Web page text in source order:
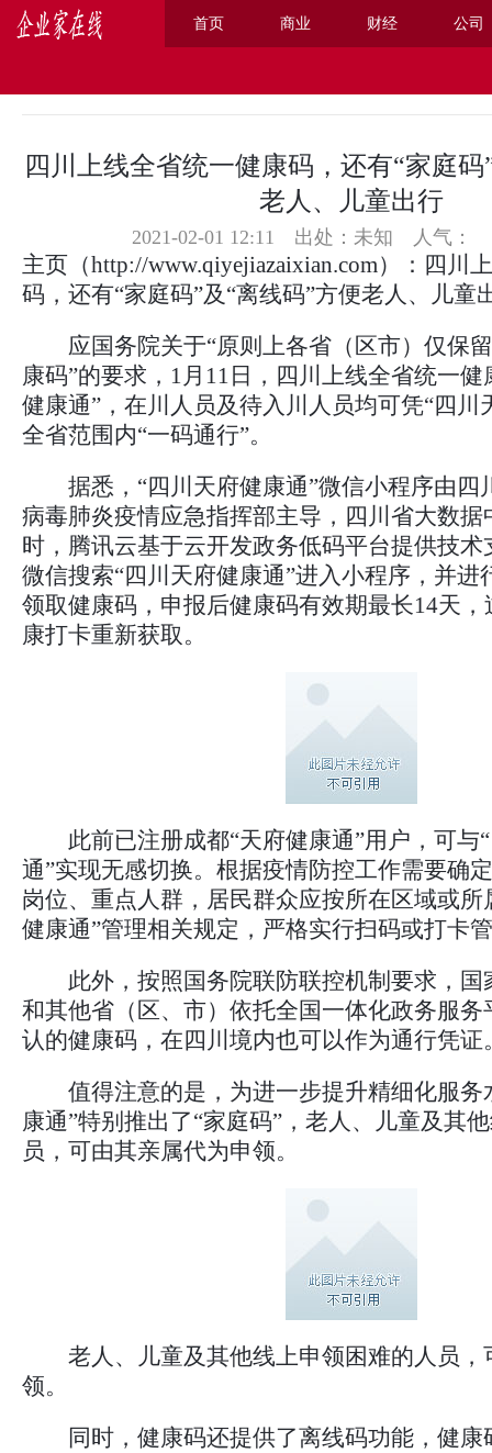
首页 商业 财经 公司
四川上线全省统一健康码，还有“家庭码
老人、儿童出行
2021-02-01 12:11 出处：未知 人气：
主页 （http://www.qiyejiazaixian.com）：四川
码，还有“家庭码”及“离线码”方便老人、儿童
应国务院关于“原则上各省（区市）仅保
康码”的要求，1月11日，四川上线全省统一
健康通”，在川人员及待入川人员均可凭“四川
全省范围内“一码通行”。
据悉，“四川天府健康通”微信小程序由四
病毒肺炎疫情应急指挥部主导，四川省大数据
时，腾讯云基于云开发政务低码平台提供技
微信搜索“四川天府健康通”进入小程序，并进
领取健康码，申报后健康码有效期最长14天
康打卡重新获取。
此前已注册成都“天府健康通”用户，可与“
通”实现无感切换。根据疫情防控工作需要确
岗位、重点人群，居民群众应按所在区域或所
健康通”管理相关规定，严格实行扫码或打卡
此外，按照国务院联防联控机制要求，国
和其他省（区、市）依托全国一体化政务服务
认的健康码，在四川境内也可以作为通行凭证
值得注意的是，为进一步提升精细化服务
康通”特别推出了“家庭码”，老人、儿童及其
员，可由其亲属代为申领。
老人、儿童及其他线上申领困难的人员，
领。
同时，健康码还提供了离线码功能，健康